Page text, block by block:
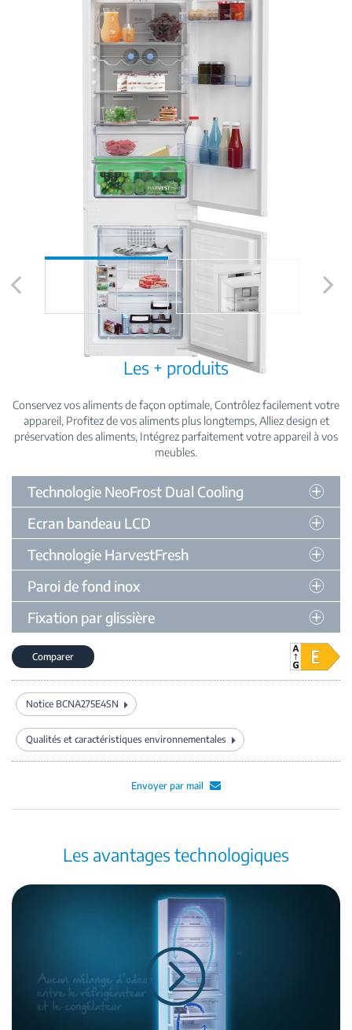
Les + produits
Conservez vos aliments de façon optimale Contrôlez facilement votre
appareil Profitez de vos aliments plus longtemps Alliez design et
préservation des aliments Intégrez parfaitement votre appareil à vos
meubles
Technologie NeoFrost Dual Cooling
Ecran bandeau LCD
Technologie HarvestFresh
Paroi de fond inox
Fixation par glissière
Comparer
Notice BCNA275E4SN
Qualités et caractéristiques environnementales
Envoyer par mail
Les avantages technologiques